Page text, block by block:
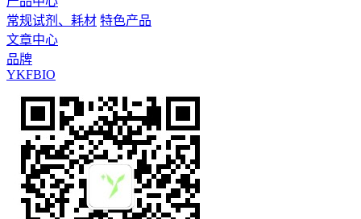
常规试剂、耗材 特色产品
文章中心
品牌
YKFBIO